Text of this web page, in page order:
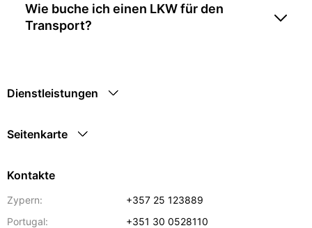
Wie buche ich einen LKW für den
Transport?
Dienstleistungen
Seitenkarte
Kontakte
Zypern:
+357 25 123889
Portugal:
+351 30 0528110